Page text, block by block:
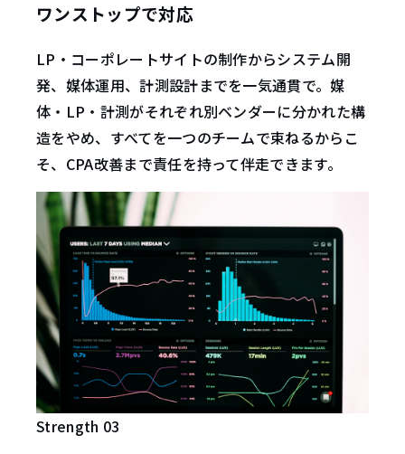
ワンストップで対応
LP・コーポレートサイトの制作からシステム開
発、媒体運用、計測設計までを一気通貫で。媒
体・LP・計測がそれぞれ別ベンダーに分かれた構
造をやめ、すべてを一つのチームで束ねるからこ
そ、CPA改善まで責任を持って伴走できます。
Strength 03